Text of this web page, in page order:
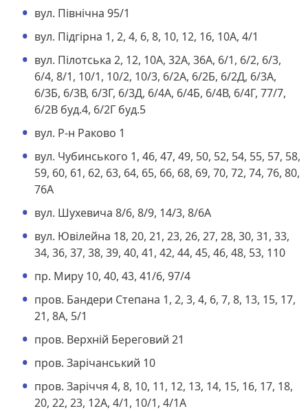
вул. Північна 95/1
вул. Підгірна 1, 2, 4, 6, 8, 10, 12, 16, 10А, 4/1
вул. Пілотська 2, 12, 10А, 32А, 36А, 6/1, 6/2, 6/3,
6/4, 8/1, 10/1, 10/2, 10/3, 6/2А, 6/2Б, 6/2Д, 6/3А,
6/3Б, 6/3В, 6/3Г, 6/3Д, 6/4А, 6/4Б, 6/4В, 6/4Г, 77/7,
6/2В буд.4, 6/2Г буд.5
вул. Р-н Раково 1
вул. Чубинського 1, 46, 47, 49, 50, 52, 54, 55, 57, 58,
59, 60, 61, 62, 63, 64, 65, 66, 68, 69, 70, 72, 74, 76, 80,
76А
вул. Шухевича 8/6, 8/9, 14/3, 8/6А
вул. Ювілейна 18, 20, 21, 23, 26, 27, 28, 30, 31, 33,
34, 36, 37, 38, 39, 40, 41, 42, 44, 45, 46, 48, 53, 110
пр. Миру 10, 40, 43, 41/6, 97/4
пров. Бандери Степана 1, 2, 3, 4, 6, 7, 8, 13, 15, 17,
21, 8А, 5/1
пров. Верхній Береговий 21
пров. Зарічанський 10
пров. Заріччя 4, 8, 10, 11, 12, 13, 14, 15, 16, 17, 18,
20, 22, 23, 12А, 4/1, 10/1, 4/1А